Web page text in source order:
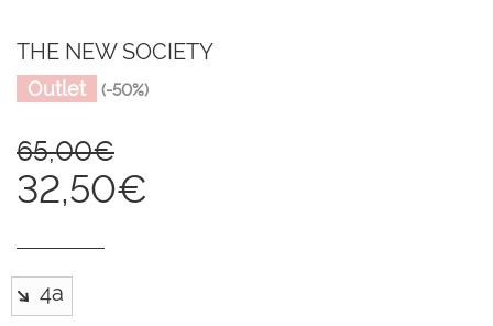
THE NEW SOCIETY
Outlet (-50%)
65,00€
32,50€